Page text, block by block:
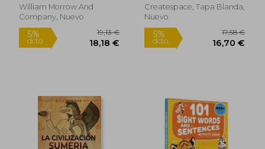
13,05 €
William Morrow And
Company, Nuevo
mantras and slokas
(en Inglés)
Createspace, Tapa Blanda,
Nuevo